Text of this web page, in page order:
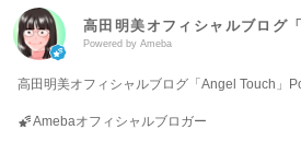
高田明美オフィシャルブログ
Powered by Ameba
高田明美オフィシャルブログ「Angel Touch」
Amebaオフィシャルブロガー